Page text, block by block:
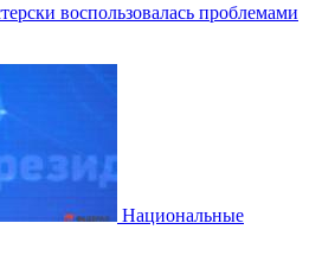
воспользовалась проблемами
Национальные